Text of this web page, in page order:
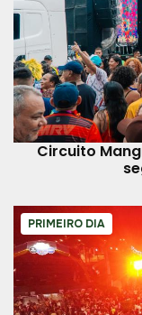
Circuito
PRIMEIRO DIA